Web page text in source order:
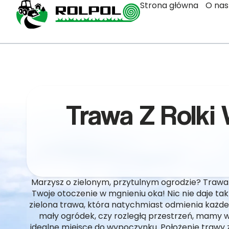
Strona główna O nas
Trawa Z Rolki
Marzysz o zielonym, przytulnym ogrodzie?
Twoje otoczenie w mgnieniu oka! Nic nie daje
zielona trawa, która natychmiast odmienia
mały ogródek, czy rozległą przestrzeń,